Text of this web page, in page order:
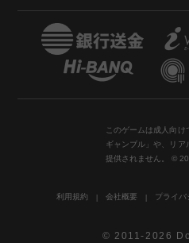
このゲームは成人向け
ギャンブル」や、リア
提供されません。 ©
利用規約 会社概要 プライバ
© 2011-2026